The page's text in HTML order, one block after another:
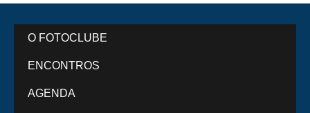
O FOTOCLUBE
ENCONTROS
AGENDA